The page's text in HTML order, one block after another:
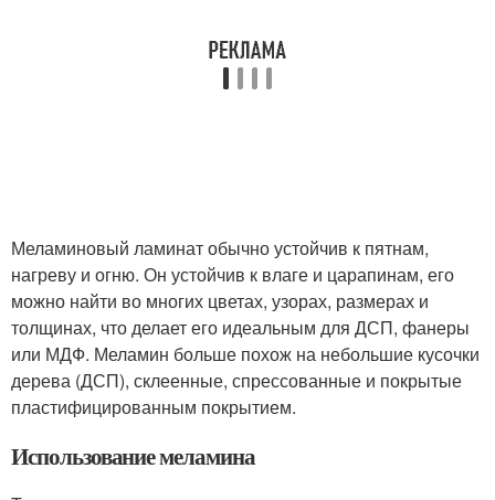
Меламиновый ламинат обычно устойчив к пятнам,
нагреву и огню. Он устойчив к влаге и царапинам, его
можно найти во многих цветах, узорах, размерах и
толщинах, что делает его идеальным для ДСП, фанеры
или МДФ. Меламин больше похож на небольшие кусочки
дерева (ДСП), склеенные, спрессованные и покрытые
пластифицированным покрытием.
Использование меламина